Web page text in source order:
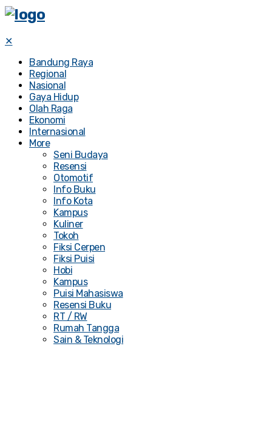
✕
Bandung Raya
Regional
Nasional
Gaya Hidup
Olah Raga
Ekonomi
Internasional
More
Seni Budaya
Resensi
Otomotif
Info Buku
Info Kota
Kampus
Kuliner
Tokoh
Fiksi Cerpen
Fiksi Puisi
Hobi
Kampus
Puisi Mahasiswa
Resensi Buku
RT / RW
Rumah Tangga
Sain & Teknologi